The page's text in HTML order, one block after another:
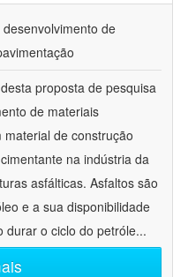
de
proposta de pesquisa
de materiais
de construção
na indústria da
asfálticas. Asfaltos são
e a sua disponibilidade
durar o ciclo do petróle...